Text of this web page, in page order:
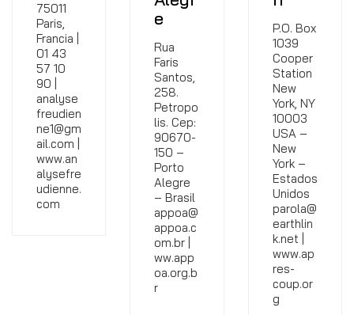
75011
Paris,
Francia |
01 43
57 10
90 |
analyse
freudien
ne1@gm
ail.com |
www.an
alysefre
udienne.
com
e
Rua
Faris
Santos,
258.
Petropo
lis. Cep:
90670-
150 –
Porto
Alegre
– Brasil
appoa@
appoa.c
om.br |
ww.app
oa.org.b
r
P.O. Box
1039
Cooper
Station
New
York, NY
10003
USA –
New
York –
Estados
Unidos
parola@
earthlin
k.net |
www.ap
res-
coup.or
g